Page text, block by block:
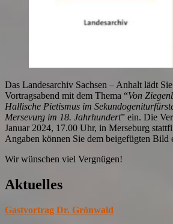
Das Landesarchiv Sachsen – Anhalt lädt
Vortragsabend mit dem Thema “Von
Hallische Pietismus im
Mersevurg im 18. Jahrhundert” ein. Die
Januar 2024, 17.00 Uhr, in Merseburg
Angaben können Sie dem beigefügten Bild
Wir wünschen viel Vergnügen!
Aktuelles
Gastvortrag Dr. Grönwald